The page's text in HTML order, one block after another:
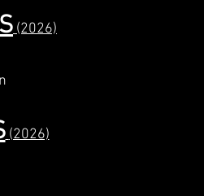
(2026)
(2026)